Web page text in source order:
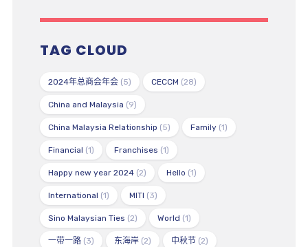
TAG CLOUD
2024年总商会年会(5) CECCM (28)
China and Malaysia (9)
China Malaysia Relationship (5) Family(1)
Financial (1) Franchises (1)
Happy new year 2024(2) Hello (1)
International (1) MITI (3)
Sino Malaysian Ties (2) World (1)
一带一路(3) 东海岸(2) 中秋节(2)